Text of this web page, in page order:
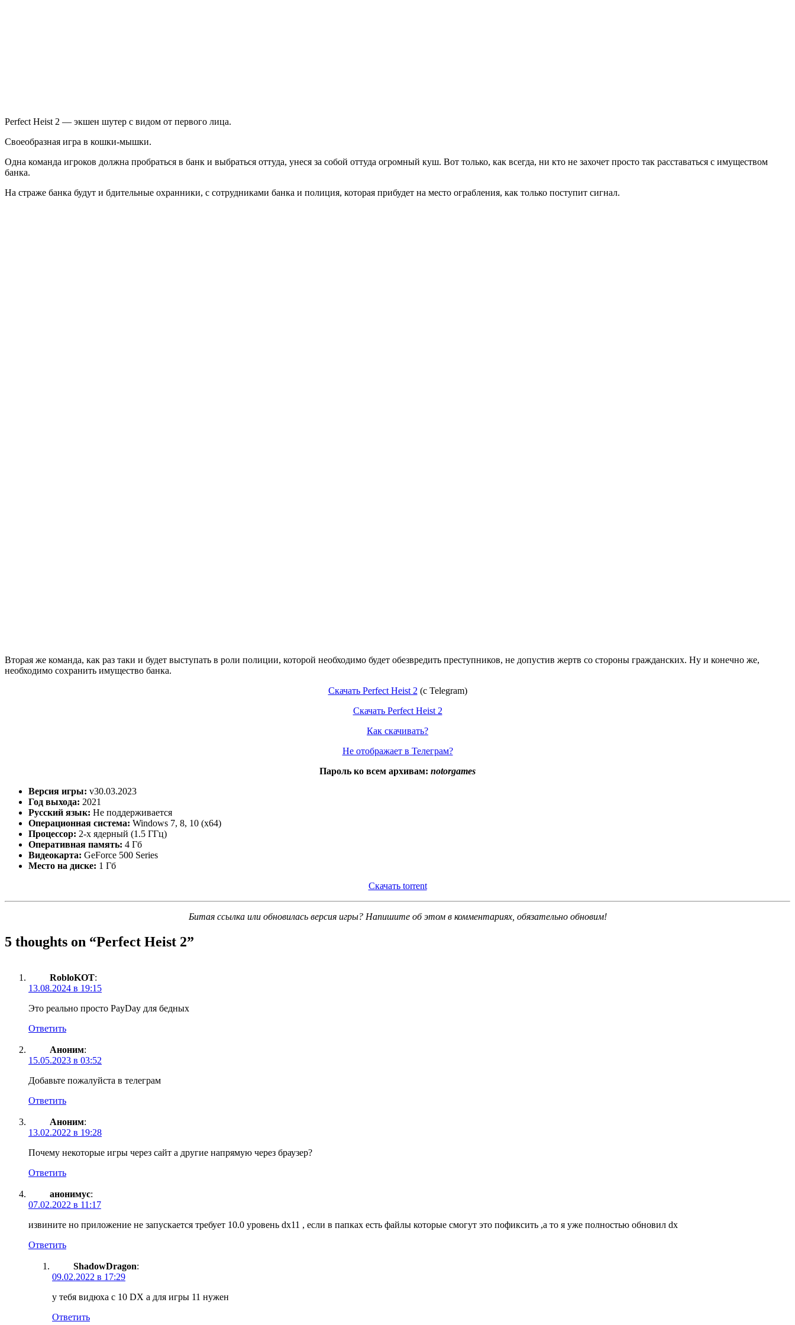
Perfect Heist 2 — экшен шутер с видом от первого лица.
Своеобразная игра в кошки-мышки.
Одна команда игроков должна пробраться в банк и выбраться оттуда, унеся за собой оттуда огромный куш. Вот только, как всегда, ни кто не захочет просто так расставаться с имуществом
банка.
На страже банка будут и бдительные охранники, с сотрудниками банка и полиция, которая прибудет на место ограбления, как только поступит сигнал.
Вторая же команда, как раз таки и будет выступать в роли полиции, которой необходимо будет обезвредить преступников, не допустив жертв со стороны гражданских. Ну и конечно же,
необходимо сохранить имущество банка.
Скачать Perfect Heist 2 (c Telegram)
Скачать Perfect Heist 2
Как скачивать?
Не отображает в Телеграм?
Пароль ко всем архивам: notorgames
Версия игры: v30.03.2023
Год выхода: 2021
Русский язык: Не поддерживается
Операционная система: Windows 7, 8, 10 (x64)
Процессор: 2-х ядерный (1.5 ГГц)
Оперативная память: 4 Гб
Видеокарта: GeForce 500 Series
Место на диске: 1 Гб
Скачать torrent
Битая ссылка или обновилась версия игры? Напишите об этом в комментариях, обязательно обновим!
5 thoughts on “Perfect Heist 2”
RobloKOT:
13.08.2024 в 19:15
Это реально просто PayDay для бедных
Ответить
Аноним:
15.05.2023 в 03:52
Добавьте пожалуйста в телеграм
Ответить
Аноним:
13.02.2022 в 19:28
Почему некоторые игры через сайт а другие напрямую через браузер?
Ответить
анонимус:
07.02.2022 в 11:17
извините но приложение не запускается требует 10.0 уровень dx11 , если в папках есть файлы которые смогут это пофиксить ,а то я уже полностью обновил dx
Ответить
ShadowDragon:
09.02.2022 в 17:29
у тебя видюха с 10 DX а для игры 11 нужен
Ответить